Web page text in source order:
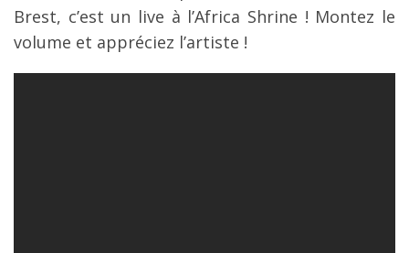
Brest, c’est un live à l’Africa Shrine ! Montez le
volume et appréciez l’artiste !